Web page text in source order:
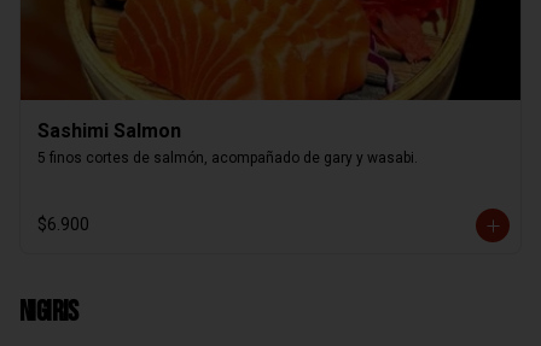
Sashimi Salmon
5 finos cortes de salmón, acompañado de gary y wasabi.
$6.900
Nigiris